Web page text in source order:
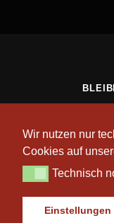
Wir nutzen nur
Cookies auf
TechnischTechnisch
Einstellungen